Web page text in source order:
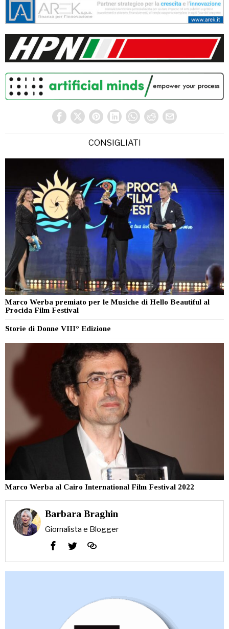
CONSIGLIATI
Marco Werba premiato per le Musiche di Hello Beautiful al
Procida Film Festival
Storie di Donne VIII° Edizione
Marco Werba al Cairo International Film Festival 2022
Barbara Braghin
Giornalista e Blogger